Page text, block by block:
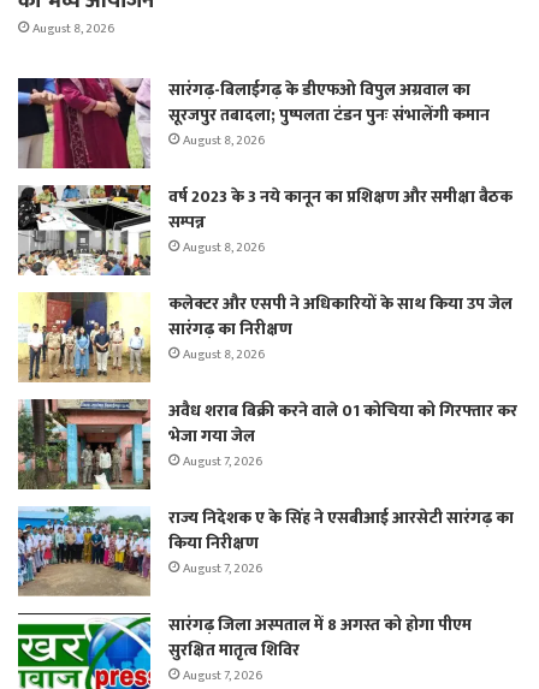
August 8, 2026
सारंगढ़-बिलाईगढ़ के डीएफओ विपुल अग्रवाल का
सूरजपुर तबादला; पुष्पलता टंडन पुनः संभालेंगी कमान
August 8, 2026
वर्ष 2023 के 3 नये कानून का प्रशिक्षण और समीक्षा बैठक
सम्पन्न
August 8, 2026
कलेक्टर और एसपी ने अधिकारियों के साथ किया उप जेल
सारंगढ़ का निरीक्षण
August 8, 2026
अवैध शराब बिक्री करने वाले 01 कोचिया को गिरफ्तार कर
भेजा गया जेल
August 7, 2026
राज्य निदेशक ए के सिंह ने एसबीआई आरसेटी सारंगढ़ का
किया निरीक्षण
August 7, 2026
सारंगढ़ जिला अस्पताल में 8 अगस्त को होगा पीएम
सुरक्षित मातृत्व शिविर
August 7, 2026